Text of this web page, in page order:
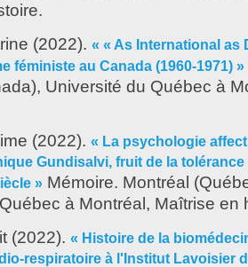
(2022). « « As International as
féministe au Canada (1960-1971) »
Université du Québec à
(2022). « La psychologie
Gundisalvi, fruit de la
» Mémoire. Montréal
à Montréal, Maîtrise en
(2022). « Histoire de la
respiratoire à l'Institut Lavoisier